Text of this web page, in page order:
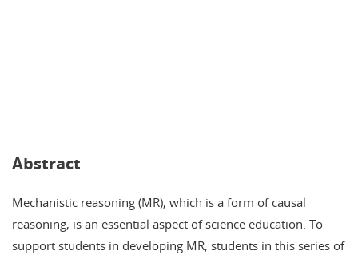
Abstract
Mechanistic reasoning (MR), which is a form of causal
reasoning, is an essential aspect of science education. To
support students in developing MR, students in this series of